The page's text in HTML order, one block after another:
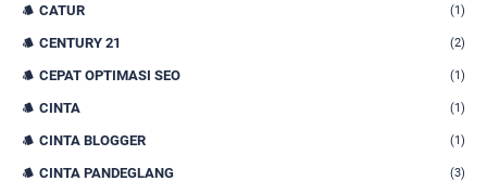
CATUR (1)
CENTURY 21 (2)
CEPAT OPTIMASI SEO (1)
CINTA (1)
CINTA BLOGGER (1)
CINTA PANDEGLANG (3)